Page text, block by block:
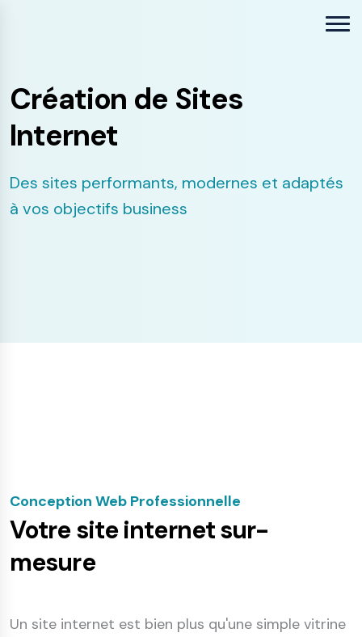
Création de Sites
Internet
Des sites performants, modernes et adaptés
à vos objectifs business
Conception Web Professionnelle
Votre site internet sur-
mesure
Un site internet est bien plus qu'une simple vitrine